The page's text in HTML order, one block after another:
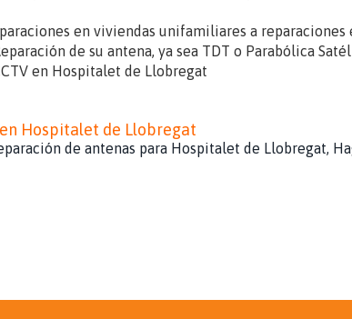
en viviendas unifamiliares a reparaciones
de su antena, ya sea TDT o Parabólica
en Hospitalet de Llobregat
Hospitalet de Llobregat
de antenas para Hospitalet de Llobregat,